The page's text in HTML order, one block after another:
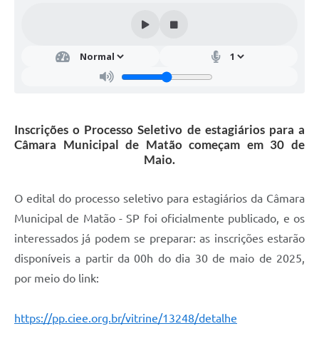
Inscrições o Processo Seletivo de estagiários para a
Câmara Municipal de Matão começam em 30 de
Maio.
O edital do processo seletivo para estagiários da Câmara
Municipal de Matão - SP foi oficialmente publicado, e os
interessados já podem se preparar: as inscrições estarão
disponíveis a partir da 00h do dia 30 de maio de 2025,
por meio do link:
https://pp.ciee.org.br/vitrine/13248/detalhe